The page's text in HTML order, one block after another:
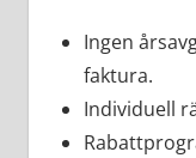
Ingen
faktura.
Individuell